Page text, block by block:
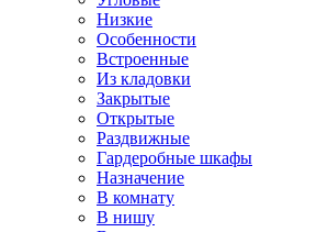
Низкие
Особенности
Встроенные
Из кладовки
Закрытые
Открытые
Раздвижные
Гардеробные шкафы
Назначение
В комнату
В нишу